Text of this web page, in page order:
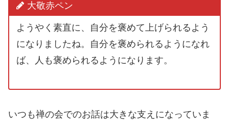
大敬赤ペン
ようやく素直に、自分を褒めて上げられるよう
になりましたね。自分を褒められるようになれ
ば、人も褒められるようになります。
いつも禅の会でのお話は大きな支えになっていま